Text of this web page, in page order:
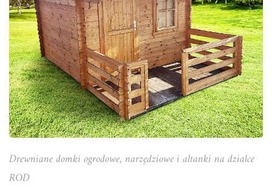
Drewniane domki ogrodowe, narzędziowe i altanki na działce
ROD